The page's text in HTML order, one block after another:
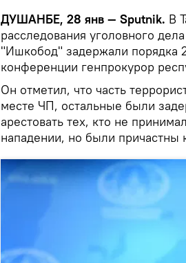
ДУШАНБЕ, 28 янв — Sputnik. В
расследования уголовного
"Ишкобод" задержали порядка
конференции генпрокурор
Он отметил, что часть
месте ЧП, остальные были
арестовать тех, кто не
нападении, но были причастны